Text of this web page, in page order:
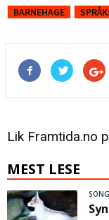
BARNEHAGE
Lik Framtida.no
MEST LESE
SONG